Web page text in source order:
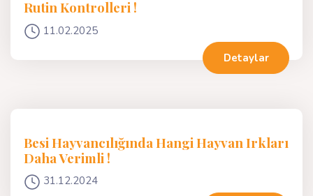
Rutin Kontrolleri !
11.02.2025
Detaylar
Besi Hayvancılığında Hangi Hayvan Irkları
Daha Verimli !
31.12.2024